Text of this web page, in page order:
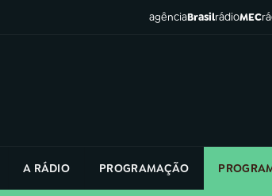
agênciaBrasilrádioMEC
A RÁDIO PROGRAMAÇÃO